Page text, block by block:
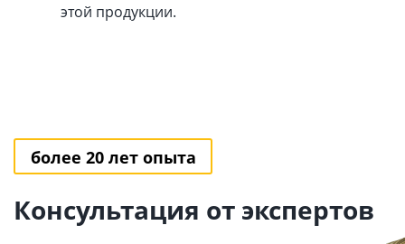
этой продукции.
более 20 лет опыта
Консультация от экспертов